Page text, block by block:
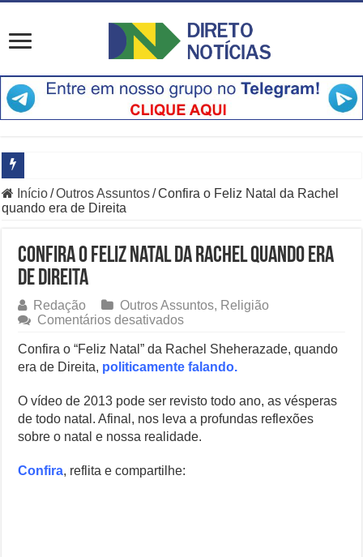
Especialistas Revelam os Riscos dos Ventos de 76 km/h no Rio
Família Livre, Senador Investigado: O Que Mudou na Operação
Como Resolver a Disputa Política do Republicanos Rumo a 2026
O Que Levou Quatro Trabalhadores à Morte em Obra Proibida no
Especialistas Revelam o Que Levou ao Ataque Fatal na Fábrica
Início/Outros Assuntos/Confira o Feliz Natal da Rachel
quando era de Direita
Confira o Feliz Natal da Rachel quando era
de Direita
Redação Outros Assuntos, Religião
Comentários desativadosem
o
Feliz
Rachel
quando
era
Direita
Confira o “Feliz Natal” da Rachel Sheherazade, quando
era de Direita, politicamente falando.
O vídeo de 2013 pode ser revisto todo ano, as vésperas
de todo natal. Afinal, nos leva a profundas reflexões
sobre o natal e nossa realidade.
Confira, reflita e compartilhe: